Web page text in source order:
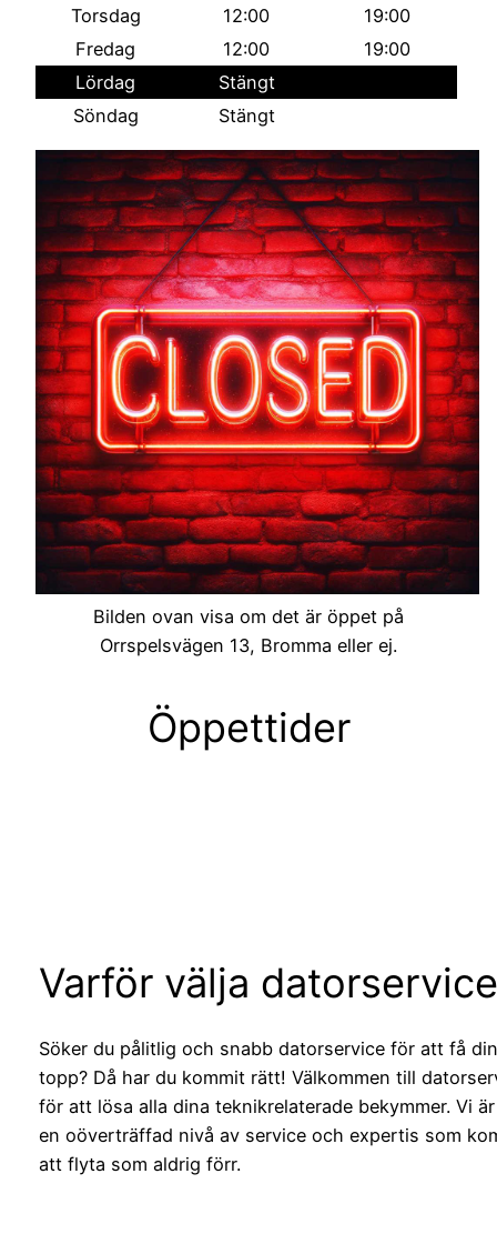
Torsdag 12:00
19:00
Fredag
12:00
19:00
Lördag
Stängt
Söndag
Stängt
Bilden ovan visa om det är öppet på
Orrspelsvägen 13, Bromma eller ej.
Öppettider
Varför välja
Söker du pålitlig och snabb datorservice för att få
topp? Då har du kommit rätt! Välkommen till
för att lösa alla dina teknikrelaterade bekymmer. Vi
en oöverträffad nivå av service och expertis som
att flyta som aldrig förr.